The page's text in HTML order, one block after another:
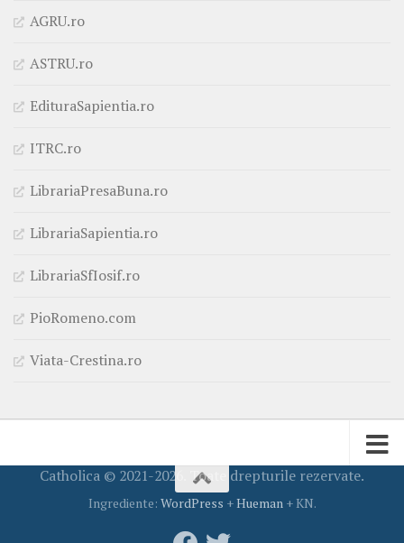
AGRU.ro
ASTRU.ro
EdituraSapientia.ro
ITRC.ro
LibrariaPresaBuna.ro
LibrariaSapientia.ro
LibrariaSfIosif.ro
PioRomeno.com
Viata-Crestina.ro
Catholica © 2021-2026. Toate drepturile rezervate.
Ingrediente: WordPress +Hueman+ KN.